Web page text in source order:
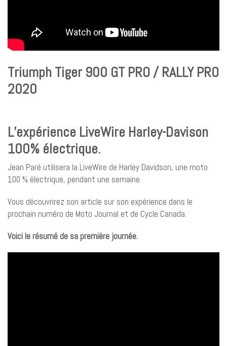
Triumph Tiger 900 GT PRO / RALLY PRO
2020
L’expérience LiveWire Harley-Davison
100% électrique.
Jean Paré utilisera la LiveWire de Harley Davidson, une moto
100 % électrique, pendant une semaine.
Vous découvrirez son article sur son expérience dans le
prochain numéro de Moto Journal et de Cycle Canada.
Voici le résumé de sa première journée.